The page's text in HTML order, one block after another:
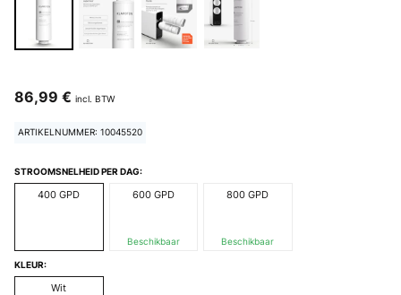
86,99 € incl. BTW
ARTIKELNUMMER: 10045520
STROOMSNELHEID PER DAG:
400 GPD 600 GPD
Beschikbaar
800 GPD
Beschikbaar
KLEUR:
Wit